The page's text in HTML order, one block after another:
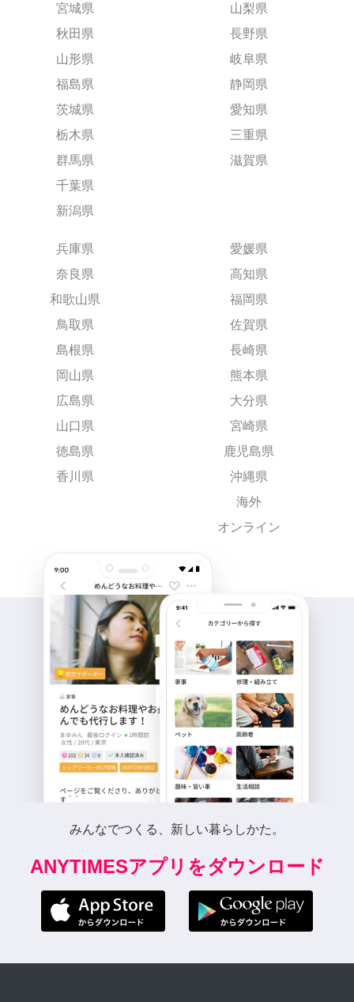
宮城県
秋田県
山形県
福島県
茨城県
栃木県
群馬県
千葉県
新潟県
山梨県
長野県
岐阜県
静岡県
愛知県
三重県
滋賀県
兵庫県
奈良県
和歌山県
鳥取県
島根県
岡山県
広島県
山口県
徳島県
香川県
愛媛県
高知県
福岡県
佐賀県
長崎県
熊本県
大分県
宮崎県
鹿児島県
沖縄県
海外
オンライン
みんなでつくる、新しい暮らしかた。
ANYTIMESアプリをダウンロード